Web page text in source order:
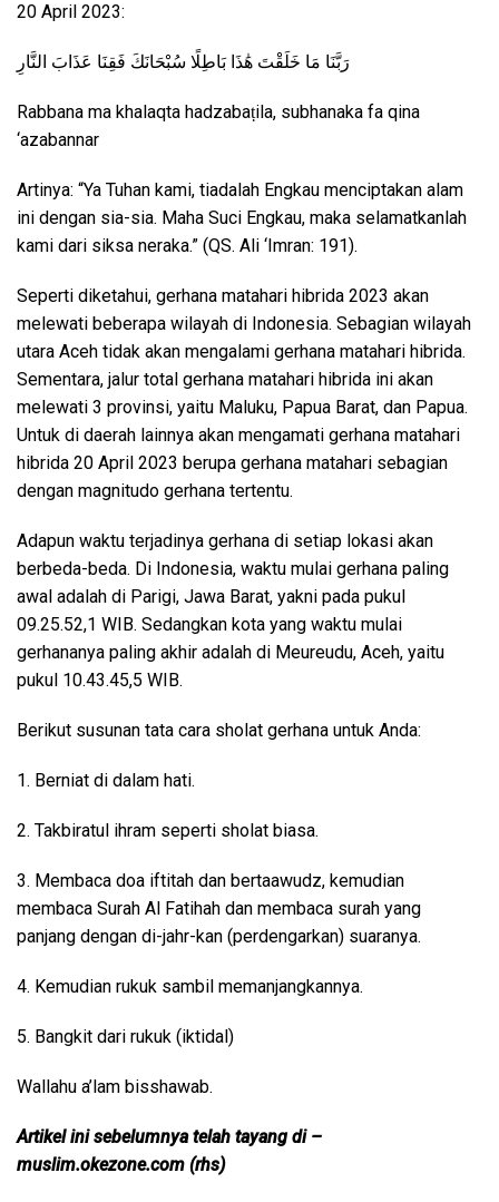
20 April 2023:
رَبَّنَا مَا خَلَقْتَ هَٰذَا بَاطِلًا سُبْحَانَكَ فَقِنَا عَذَابَ النَّارِ
Rabbana ma khalaqta hadzabaṭila, subhanaka fa qina
‘azabannar
Artinya: “Ya Tuhan kami, tiadalah Engkau menciptakan alam
ini dengan sia-sia. Maha Suci Engkau, maka selamatkanlah
kami dari siksa neraka.” (QS. Ali ‘Imran: 191).
Seperti diketahui, gerhana matahari hibrida 2023 akan
melewati beberapa wilayah di Indonesia. Sebagian wilayah
utara Aceh tidak akan mengalami gerhana matahari hibrida.
Sementara, jalur total gerhana matahari hibrida ini akan
melewati 3 provinsi, yaitu Maluku, Papua Barat, dan Papua.
Untuk di daerah lainnya akan mengamati gerhana matahari
hibrida 20 April 2023 berupa gerhana matahari sebagian
dengan magnitudo gerhana tertentu.
Adapun waktu terjadinya gerhana di setiap lokasi akan
berbeda-beda. Di Indonesia, waktu mulai gerhana paling
awal adalah di Parigi, Jawa Barat, yakni pada pukul
09.25.52,1 WIB. Sedangkan kota yang waktu mulai
gerhananya paling akhir adalah di Meureudu, Aceh, yaitu
pukul 10.43.45,5 WIB.
Berikut susunan tata cara sholat gerhana untuk Anda:
1. Berniat di dalam hati.
2. Takbiratul ihram seperti sholat biasa.
3. Membaca doa iftitah dan bertaawudz, kemudian
membaca Surah Al Fatihah dan membaca surah yang
panjang dengan di-jahr-kan (perdengarkan) suaranya.
4. Kemudian rukuk sambil memanjangkannya.
5. Bangkit dari rukuk (iktidal)
Wallahu a’lam bisshawab.
Artikel ini sebelumnya telah tayang di –
muslim.okezone.com (rhs)